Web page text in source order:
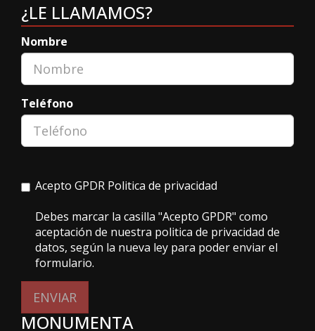
¿LE LLAMAMOS?
Nombre
Teléfono
Acepto GPDR Politica de privacidad
Debes marcar la casilla "Acepto GPDR" como
aceptación de nuestra politica de privacidad de
datos, según la nueva ley para poder enviar el
formulario.
ENVIAR
MONUMENTA